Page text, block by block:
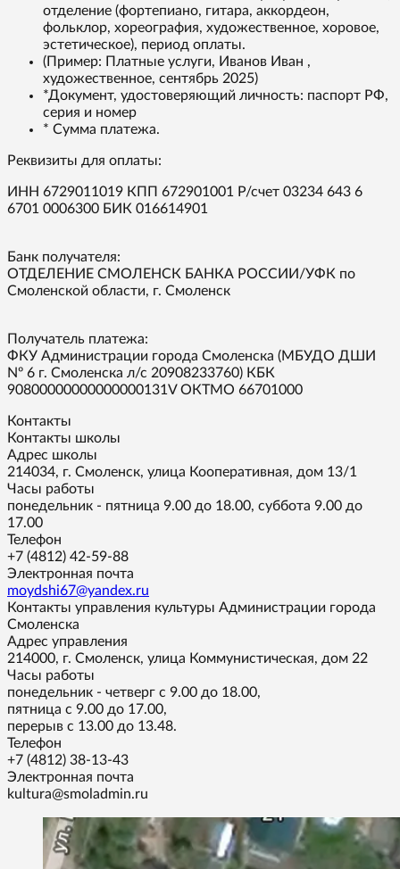
отделение (фортепиано, гитара, аккордеон,
фольклор, хореография, художественное, хоровое,
эстетическое), период оплаты.
(Пример: Платные услуги, Иванов Иван ,
художественное, сентябрь 2025)
*Документ, удостоверяющий личность: паспорт РФ,
серия и номер
* Сумма платежа.
Реквизиты для оплаты:
ИНН 6729011019 КПП 672901001 Р/счет 03234 643 6
6701 0006300 БИК 016614901
Банк получателя:
ОТДЕЛЕНИЕ СМОЛЕНСК БАНКА РОССИИ/УФК по
Смоленской области, г. Смоленск
Получатель платежа:
ФКУ Администрации города Смоленска (МБУДО ДШИ
Nº 6 г. Смоленска л/с 20908233760) КБК
90800000000000000131V ОКТМО 66701000
Контакты
Контакты школы
Адрес школы
214034, г. Смоленск, улица Кооперативная, дом 13/1
Часы работы
понедельник - пятница 9.00 до 18.00, суббота 9.00 до
17.00
Телефон
+7 (4812) 42-59-88
Электронная почта
moydshi67@yandex.ru
Контакты управления культуры Администрации города
Смоленска
Адрес управления
214000, г. Смоленск, улица Коммунистическая, дом 22
Часы работы
понедельник - четверг с 9.00 до 18.00,
пятница с 9.00 до 17.00,
перерыв с 13.00 до 13.48.
Телефон
+7 (4812) 38-13-43
Электронная почта
kultura@smoladmin.ru